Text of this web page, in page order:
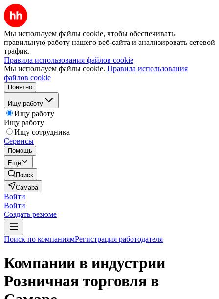
Мы используем файлы cookie, чтобы обеспечивать
правильную работу нашего веб-сайта и анализировать сетевой
трафик.
Правила использования файлов cookie
Мы используем файлы cookie. Правила использования
файлов cookie
Понятно
Ищу работу
Ищу работу
Ищу работу
Ищу сотрудника
Сервисы
Помощь
Ещё
Поиск
Самара
Войти
Войти
Создать резюме
Поиск по компаниямРегистрация работодателя
Компании в индустрии
Розничная торговля в